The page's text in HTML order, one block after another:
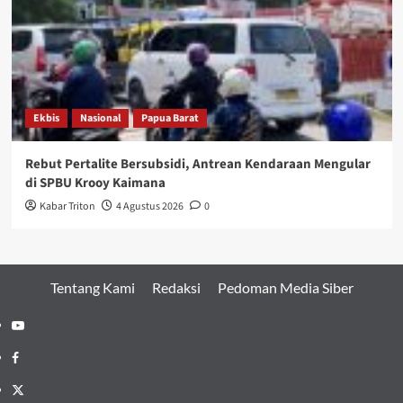
Ekbis Nasional Papua Barat
Rebut Pertalite Bersubsidi, Antrean Kendaraan Mengular
di SPBU Krooy Kaimana
Kabar Triton 4 Agustus 2026 0
Tentang Kami Redaksi Pedoman Media Siber
Youtube
Facebook
Twitter